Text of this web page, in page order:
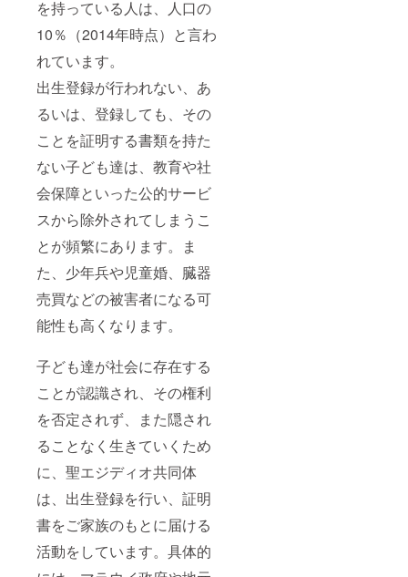
を持っている人は、人口の
10％（2014年時点）と言わ
れています。
出生登録が行われない、あ
るいは、登録しても、その
ことを証明する書類を持た
ない子ども達は、教育や社
会保障といった公的サービ
スから除外されてしまうこ
とが頻繁にあります。ま
た、少年兵や児童婚、臓器
売買などの被害者になる可
能性も高くなります。
子ども達が社会に存在する
ことが認識され、その権利
を否定されず、また隠され
ることなく生きていくため
に、聖エジディオ共同体
は、出生登録を行い、証明
書をご家族のもとに届ける
活動をしています。具体的